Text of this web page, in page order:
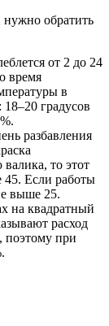
нужно обратить
от 2 до 24
время
в
градусов
разбавления
то этот
45. Если работы
выше 25.
на квадратный
расход
поэтому при